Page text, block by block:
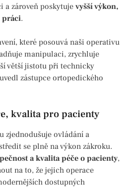
a zároveň poskytuje vyšší výkon,
práci.
které posouvá naši operativu
manipulaci, zrychluje
větší jistotu při technicky
zástupce ortopedického
kvalita pro pacienty
zjednodušuje ovládání a
se plně na výkon zákroku.
a kvalita péče o pacienty,
na to, že jejich operace
dostupných